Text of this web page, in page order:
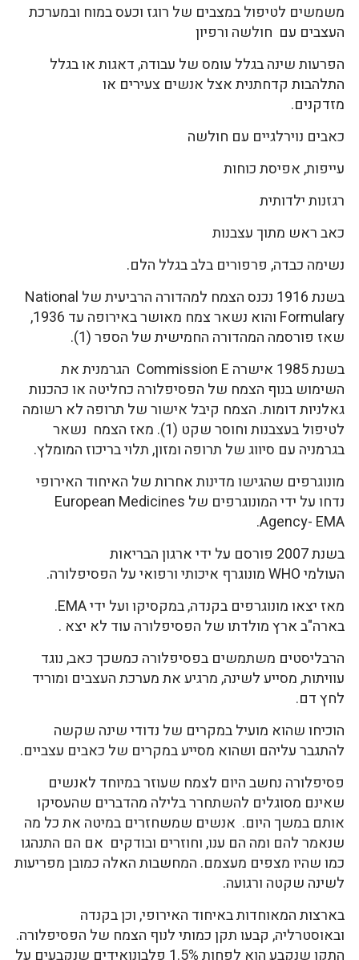
משמשים לטיפול במצבים של רוגז וכעס במוח ובמערכת
העצבים עם חולשה ורפיון
הפרעות שינה בגלל עומס של עבודה, דאגות או בגלל
התלהבות קדחתנית אצל אנשים צעירים או
מזדקנים.
כאבים נוירלגיים עם חולשה
עייפות, אפיסת כוחות
רגזנות ילדותית
כאב ראש מתוך עצבנות
נשימה כבדה, פרפורים בלב בגלל הלם.
בשנת 1916 נכנס הצמח למהדורה הרביעית של National
Formulary והוא נשאר צמח מאושר באירופה עד 1936,
שאז פורסמה המהדורה החמישית של הספר (1).
בשנת 1985 אישרה Commission E הגרמנית את
השימוש בנוף הצמח של הפסיפלורה כחליטה או כהכנות
גאלניות דומות. הצמח קיבל אישור של תרופה לא רשומה
לטיפול בעצבנות וחוסר שקט (1). מאז הצמח נשאר
בגרמניה עם סיווג של תרופה ומזון, תלוי בריכוז המומלץ.
מונוגרפים שהגישו מדינות אחרות של האיחוד האירופי
נדחו על ידי המונוגרפים של European Medicines
Agency- EMA.
בשנת 2007 פורסם על ידי ארגון הבריאות
העולמי WHO מונוגרף איכותי ורפואי על הפסיפלורה.
מאז יצאו מונוגרפים בקנדה, במקסיקו ועל ידי EMA.
בארה"ב ארץ מולדתו של הפסיפלורה עוד לא יצא .
הרבליסטים משתמשים בפסיפלורה כמשכך כאב, נוגד
עוויתות, מסייע לשינה, מרגיע את מערכת העצבים ומוריד
לחץ דם.
הוכיחו שהוא מועיל במקרים של נדודי שינה שקשה
להתגבר עליהם ושהוא מסייע במקרים של כאבים עצביים.
פסיפלורה נחשב היום לצמח שעוזר במיוחד לאנשים
שאינם מסוגלים להשתחרר בלילה מהדברים שהעסיקו
אותם במשך היום. אנשים שמשחזרים במיטה את כל מה
שנאמר להם ומה הם ענו, וחוזרים ובודקים אם הם התנהגו
כמו שהיו מצפים מעצמם. המחשבות האלה כמובן מפריעות
לשינה שקטה ורגועה.
בארצות המאוחדות באיחוד האירופי, וכן בקנדה
ובאוסטרליה, קבעו תקן כמותי לנוף הצמח של הפסיפלורה.
התקן שנקבע הוא לפחות 1.5% פלבונואידים שנקבעים על